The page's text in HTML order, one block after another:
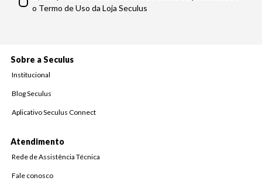
o Termo de Uso da Loja Seculus
Sobre a Seculus
Institucional
Blog Seculus
Aplicativo Seculus Connect
Atendimento
Rede de Assistência Técnica
Fale conosco